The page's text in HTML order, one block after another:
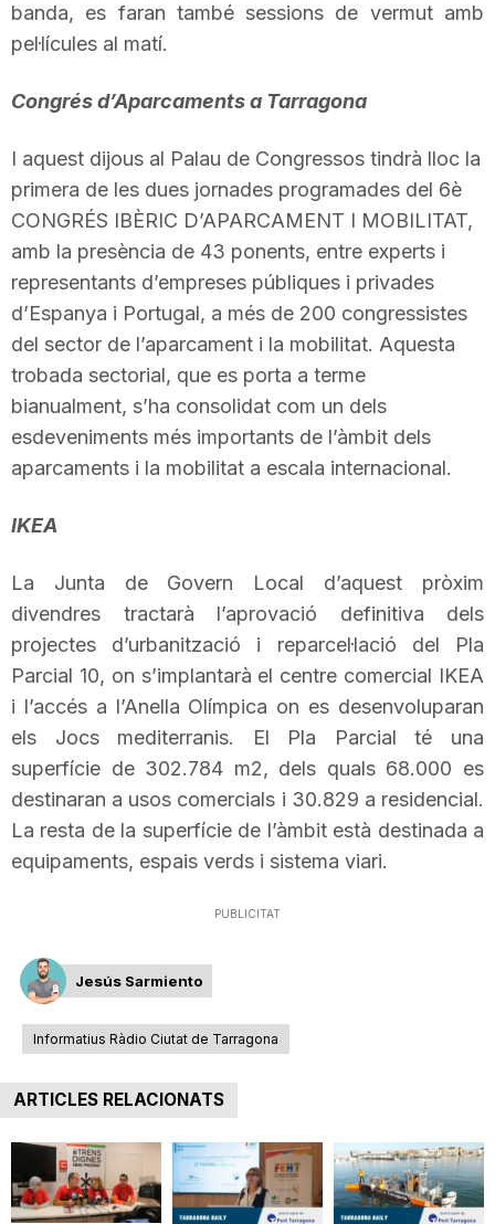
banda, es faran també sessions de vermutamb
pel·lícules al matí.
Congrés d’Aparcaments a Tarragona
I aquest dijous al Palau de Congressos tindrà lloc la
primera de les dues jornades programades del 6è
CONGRÉS IBÈRIC D’APARCAMENT I MOBILITAT,
amb la presència de 43 ponents, entre experts i
representants d’empreses públiques i privades
d’Espanya i Portugal, a més de 200 congressistes
del sector de l’aparcament i la mobilitat. Aquesta
trobada sectorial, que es porta a terme
bianualment, s’ha consolidat com un dels
esdeveniments més importants de l’àmbit dels
aparcaments i la mobilitat a escala internacional.
IKEA
La Junta de Govern Local d’aquest pròxim
divendres tractarà l’aprovació definitiva dels
projectes d’urbanització i reparcel·lació del Pla
Parcial 10, on s’implantarà el centre comercial IKEA
i l’accés a l’Anella Olímpica on es desenvoluparan
els Jocs mediterranis. El Pla Parcial té una
superfície de 302.784 m2, dels quals 68.000 es
destinaran a usos comercials i 30.829 a residencial.
La resta de la superfície de l’àmbit està destinada a
equipaments, espais verds i sistema viari.
PUBLICITAT
Jesús Sarmiento
Informatius Ràdio Ciutat de Tarragona
ARTICLES RELACIONATS